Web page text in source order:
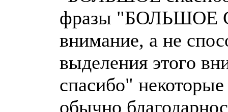
фразы "БОЛЬШОЕ
внимание, а не
выделения этого
спасибо"
обычно